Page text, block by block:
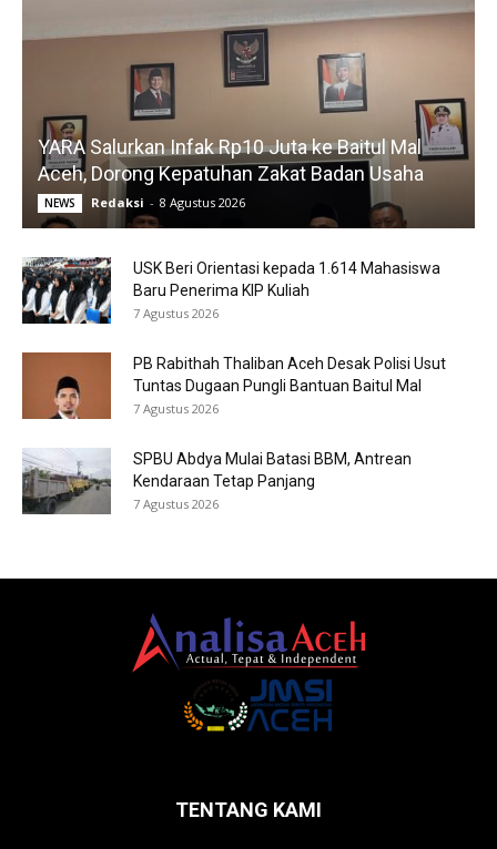
YARA Salurkan Infak Rp10 Juta ke Baitul Mal
Aceh, Dorong Kepatuhan Zakat Badan Usaha
NEWS Redaksi - 8 Agustus 2026
USK Beri Orientasi kepada 1.614 Mahasiswa
Baru Penerima KIP Kuliah
7 Agustus 2026
PB Rabithah Thaliban Aceh Desak Polisi Usut
Tuntas Dugaan Pungli Bantuan Baitul Mal
7 Agustus 2026
SPBU Abdya Mulai Batasi BBM, Antrean
Kendaraan Tetap Panjang
7 Agustus 2026
TENTANG KAMI